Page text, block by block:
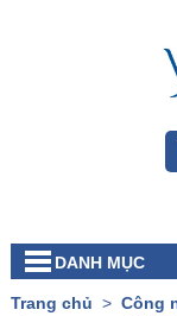
DANH MỤC
Trang chủ > Công